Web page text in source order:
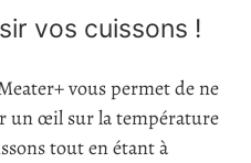
vos cuissons !
vous permet de ne
un œil sur la température
tout en étant à